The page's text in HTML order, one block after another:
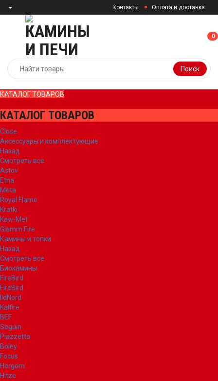
Контакты Оплата и доставка
Поиск
00
КАТАЛОГ ТОВАРОВ
КАТАЛОГ ТОВАРОВ
Close
Аксессуары и комплектующие
Назад
Смотреть все
Astov
Etna
Meta
Royal Flame
Kratki
Kaw-Met
Glamm Fire
Камины и топки
Назад
Смотреть все
Биокамины
FireBird
FireBird
IldNord
Kalfire
BEF
Seguin
Piazzetta
Boley
Focus
Hergom
Hitze